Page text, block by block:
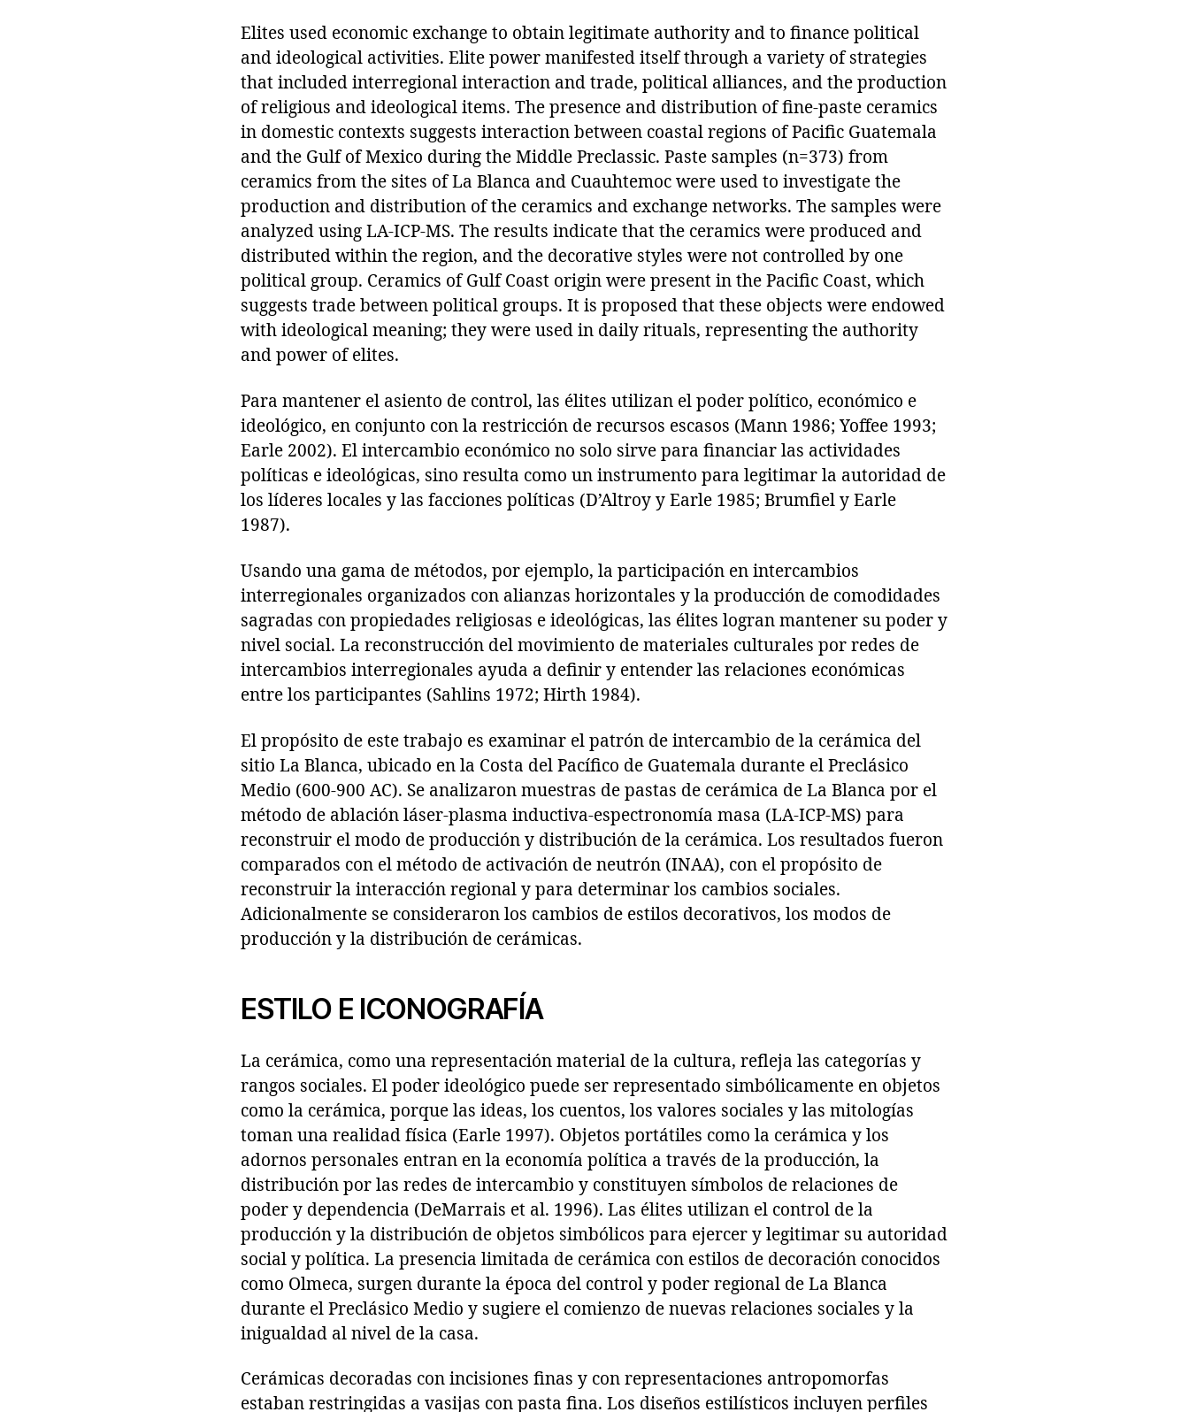
Elites used economic exchange to obtain legitimate authority and to finance political
and ideological activities. Elite power manifested itself through a variety of strategies
that included interregional interaction and trade, political alliances, and the production
of religious and ideological items. The presence and distribution of fine-paste ceramics
in domestic contexts suggests interaction between coastal regions of Pacific Guatemala
and the Gulf of Mexico during the Middle Preclassic. Paste samples (n=373) from
ceramics from the sites of La Blanca and Cuauhtemoc were used to investigate the
production and distribution of the ceramics and exchange networks. The samples were
analyzed using LA-ICP-MS. The results indicate that the ceramics were produced and
distributed within the region, and the decorative styles were not controlled by one
political group. Ceramics of Gulf Coast origin were present in the Pacific Coast, which
suggests trade between political groups. It is proposed that these objects were endowed
with ideological meaning; they were used in daily rituals, representing the authority
and power of elites.
Para mantener el asiento de control, las élites utilizan el poder político, económico e
ideológico, en conjunto con la restricción de recursos escasos (Mann 1986; Yoffee 1993;
Earle 2002). El intercambio económico no solo sirve para financiar las actividades
políticas e ideológicas, sino resulta como un instrumento para legitimar la autoridad de
los líderes locales y las facciones políticas (D’Altroy y Earle 1985; Brumfiel y Earle
1987).
Usando una gama de métodos, por ejemplo, la participación en intercambios
interregionales organizados con alianzas horizontales y la producción de comodidades
sagradas con propiedades religiosas e ideológicas, las élites logran mantener su poder y
nivel social. La reconstrucción del movimiento de materiales culturales por redes de
intercambios interregionales ayuda a definir y entender las relaciones económicas
entre los participantes (Sahlins 1972; Hirth 1984).
El propósito de este trabajo es examinar el patrón de intercambio de la cerámica del
sitio La Blanca, ubicado en la Costa del Pacífico de Guatemala durante el Preclásico
Medio (600-900 AC). Se analizaron muestras de pastas de cerámica de La Blanca por el
método de ablación láser-plasma inductiva-espectronomía masa (LA-ICP-MS) para
reconstruir el modo de producción y distribución de la cerámica. Los resultados fueron
comparados con el método de activación de neutrón (INAA), con el propósito de
reconstruir la interacción regional y para determinar los cambios sociales.
Adicionalmente se consideraron los cambios de estilos decorativos, los modos de
producción y la distribución de cerámicas.
ESTILO E ICONOGRAFÍA
La cerámica, como una representación material de la cultura, refleja las categorías y
rangos sociales. El poder ideológico puede ser representado simbólicamente en objetos
como la cerámica, porque las ideas, los cuentos, los valores sociales y las mitologías
toman una realidad física (Earle 1997). Objetos portátiles como la cerámica y los
adornos personales entran en la economía política a través de la producción, la
distribución por las redes de intercambio y constituyen símbolos de relaciones de
poder y dependencia (DeMarrais et al. 1996). Las élites utilizan el control de la
producción y la distribución de objetos simbólicos para ejercer y legitimar su autoridad
social y política. La presencia limitada de cerámica con estilos de decoración conocidos
como Olmeca, surgen durante la época del control y poder regional de La Blanca
durante el Preclásico Medio y sugiere el comienzo de nuevas relaciones sociales y la
inigualdad al nivel de la casa.
Cerámicas decoradas con incisiones finas y con representaciones antropomorfas
estaban restringidas a vasijas con pasta fina. Los diseños estilísticos incluyen perfiles